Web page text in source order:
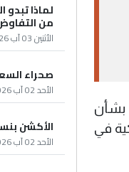
بشأن
في
لماذا
من
الأثنين 03 آب 2026
صحراء
الأحد 02 آب 2026
الأكشن
الأحد 02 آب 2026